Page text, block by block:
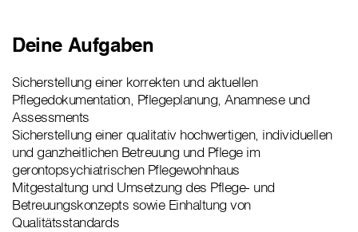
Deine Aufgaben
Sicherstellung einer korrekten und aktuellen
Pflegedokumentation, Pflegeplanung, Anamnese und
Assessments
Sicherstellung einer qualitativ hochwertigen, individuellen
und ganzheitlichen Betreuung und Pflege im
gerontopsychiatrischen Pflegewohnhaus
Mitgestaltung und Umsetzung des Pflege- und
Betreuungskonzepts sowie Einhaltung von
Qualitätsstandards